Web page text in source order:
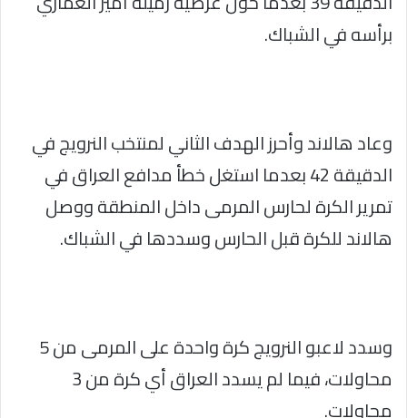
برأسه في الشباك.
وعاد هالاند وأحرز الهدف الثاني لمنتخب النرويج في
الدقيقة 42 بعدما استغل خطأ مدافع العراق في
تمرير الكرة لحارس المرمى داخل المنطقة ووصل
هالاند للكرة قبل الحارس وسددها في الشباك.
وسدد لاعبو النرويج كرة واحدة على المرمى من 5
محاولات، فيما لم يسدد العراق أي كرة من 3
محاولات.